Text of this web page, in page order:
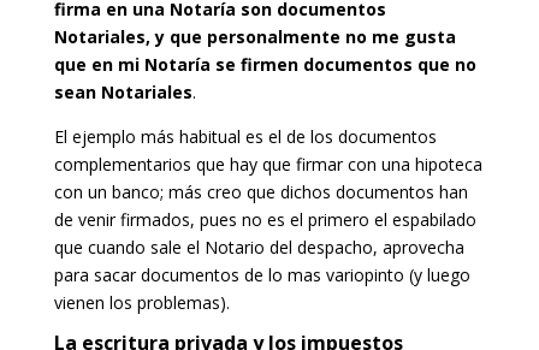
firma en una Notaría son documentos
Notariales, y que personalmente no me gusta
que en mi Notaría se firmen documentos que no
sean Notariales.
El ejemplo más habitual es el de los documentos
complementarios que hay que firmar con una hipoteca
con un banco; más creo que dichos documentos han
de venir firmados, pues no es el primero el espabilado
que cuando sale el Notario del despacho, aprovecha
para sacar documentos de lo mas variopinto (y luego
vienen los problemas).
La escritura privada y los impuestos